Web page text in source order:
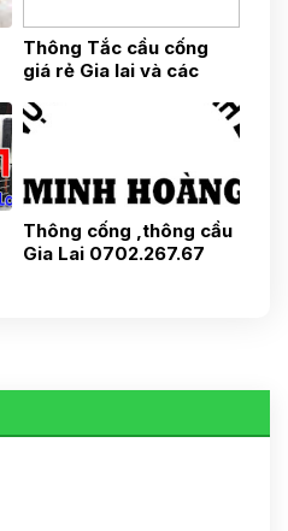
Thông Tắc cầu cống
giá rẻ Gia lai và các
0975.31.37.37
Thông cống ,thông cầu
Gia Lai 0702.267.67